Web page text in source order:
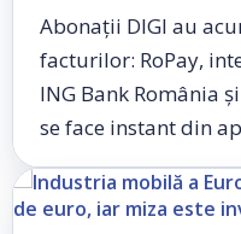
Abonații DIGI au
facturilor: RoPay,
ING Bank România
se face instant din